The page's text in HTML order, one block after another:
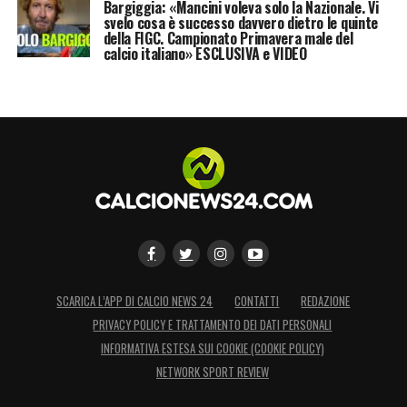
Bargiggia: «Mancini voleva solo la Nazionale. Vi
svelo cosa è successo davvero dietro le quinte
della FIGC. Campionato Primavera male del
calcio italiano» ESCLUSIVA e VIDEO
SCARICA L’APP DI CALCIO NEWS 24 CONTATTI
REDAZIONE
PRIVACY POLICY E TRATTAMENTO DEI DATI PERSONALI
INFORMATIVA ESTESA SUI COOKIE (COOKIE POLICY)
NETWORK SPORT REVIEW